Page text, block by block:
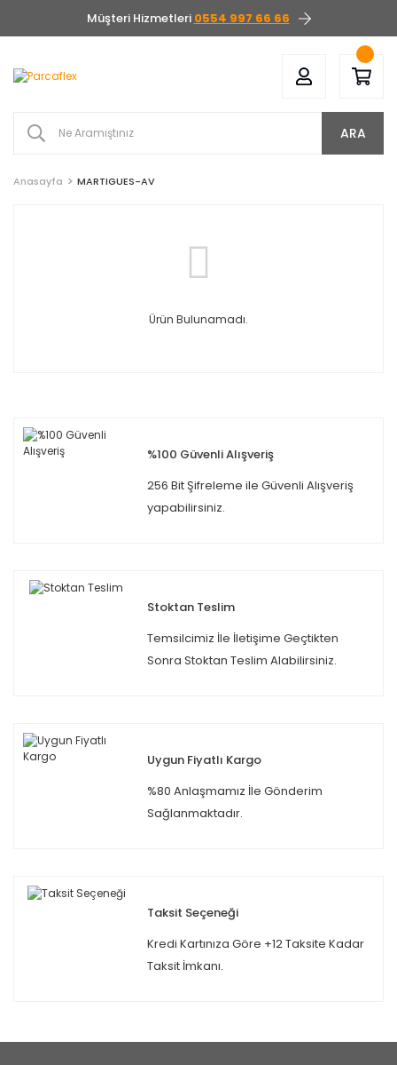
Müşteri Hizmetleri 0554 997 66 66
ARA
Anasayfa MARTIGUES-AV
Ürün Bulunamadı.
%100 Güvenli Alışveriş
256 Bit Şifreleme ile Güvenli Alışveriş
yapabilirsiniz.
Stoktan Teslim
Temsilcimiz İle İletişime Geçtikten
Sonra Stoktan Teslim Alabilirsiniz.
Uygun Fiyatlı Kargo
%80 Anlaşmamız İle Gönderim
Sağlanmaktadır.
Taksit Seçeneği
Kredi Kartınıza Göre +12 Taksite Kadar
Taksit İmkanı.